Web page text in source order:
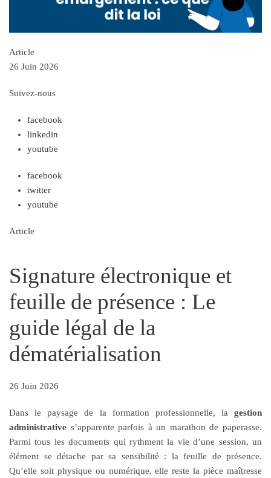
Article
26 Juin 2026
Suivez-nous
facebook
linkedin
youtube
facebook
twitter
youtube
Article
Signature électronique et
feuille de présence : Le
guide légal de la
dématérialisation
26 Juin 2026
Dans le paysage de la formation professionnelle, la gestion
administrative s’apparente parfois à un marathon de paperasse.
Parmi tous les documents qui rythment la vie d’une session, un
élément se détache par sa sensibilité : la feuille de présence.
Qu’elle soit physique ou numérique, elle reste la pièce maîtresse